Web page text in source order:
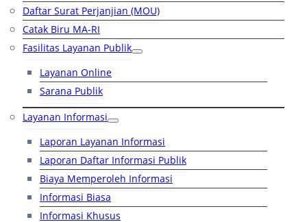
Daftar Surat Perjanjian (MOU)
Catak Biru MA-RI
Fasilitas Layanan Publik
Layanan Online
Sarana Publik
Layanan Informasi
Laporan Layanan Informasi
Laporan Daftar Informasi Publik
Biaya Memperoleh Informasi
Informasi Biasa
Informasi Khusus